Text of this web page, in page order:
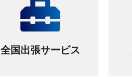
全国出張サービス